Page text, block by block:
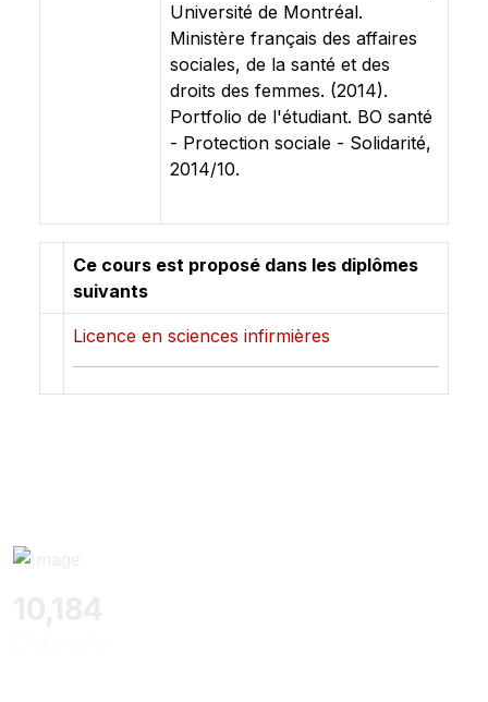
Université de Montréal.
Ministère français des affaires
sociales, de la santé et des
droits des femmes. (2014).
Portfolio de l'étudiant. BO santé
- Protection sociale - Solidarité,
2014/10.
Ce cours est proposé dans les diplômes
suivants
Licence en sciences infirmières